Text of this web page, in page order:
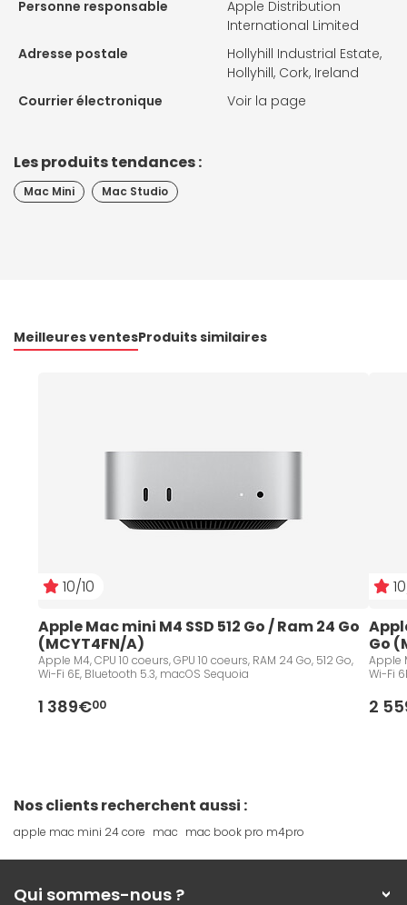
Personne responsable
Apple Distribution
International Limited
Adresse postale
Hollyhill Industrial Estate,
Hollyhill, Cork, Ireland
Courrier électronique
Voir la page
Les produits tendances :
Mac Mini Mac Studio
Meilleures ventesProduits similaires
10/10
Apple Mac mini M4 SSD 512 Go / Ram 24 Go
(MCYT4FN/A)
Apple M4, CPU 10 coeurs, GPU 10 coeurs, RAM 24 Go, 512 Go,
Wi-Fi 6E, Bluetooth 5.3, macOS Sequoia
1 389€00
Go
Apple
Wi-Fi
2
Nos clients recherchent aussi :
apple mac mini 24 core mac mac book pro m4pro
Qui sommes-nous ?